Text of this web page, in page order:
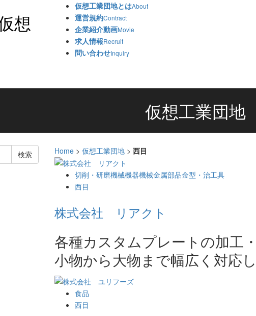
仮想工業団地とはAbout
運営規約Contract
企業紹介動画Movie
求人情報Recruit
問い合わせInquiry
仮想工業団地
Home> 仮想工業団地> 西目
切削・研磨機械機器機械金属部品金型・治工具
西目
株式会社 リアクト
各種カスタムプレートの加工
小物から大物まで幅広く対応
食品
西目